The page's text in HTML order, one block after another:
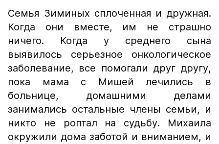
Семья Зиминых сплоченная и дружная.
Когда они вместе, им не страшно
ничего. Когда у среднего сына
выявилось серьезное онкологическое
заболевание, все помогали друг другу,
пока мама с Мишей лечились в
больнице, домашними делами
занимались остальные члены семьи, и
никто не роптал на судьбу. Михаила
окружили дома заботой и вниманием, и